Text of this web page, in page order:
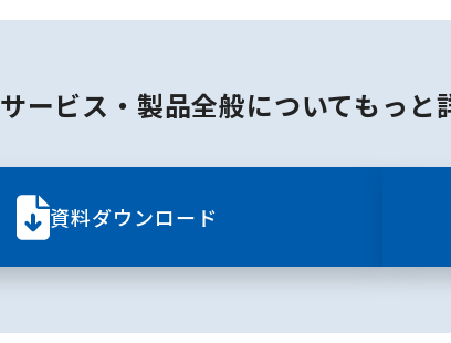
サービス・製品全般についてもっと
資料ダウンロード